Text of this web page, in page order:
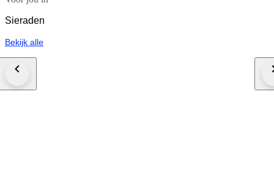
Sieraden
Bekijk alle